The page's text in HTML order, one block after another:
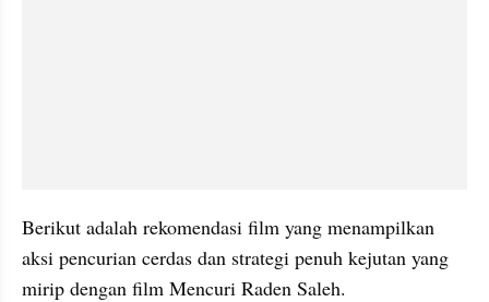
Berikut adalah rekomendasi film yang menampilkan
aksi pencurian cerdas dan strategi penuh kejutan yang
mirip dengan film Mencuri Raden Saleh.